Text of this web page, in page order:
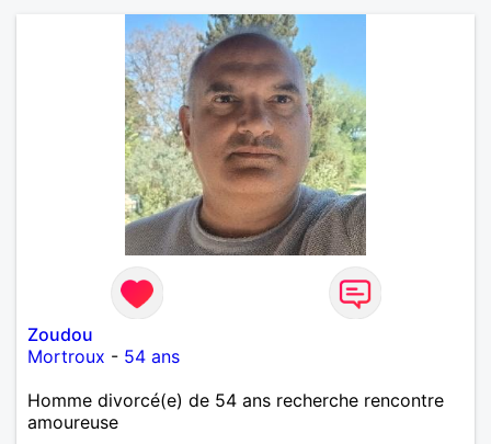
Zoudou
Mortroux - 54 ans
Homme divorcé(e) de 54 ans recherche rencontre
amoureuse